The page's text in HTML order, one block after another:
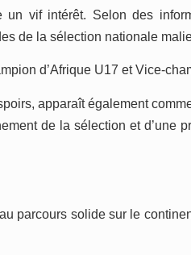
vif intérêt. Selon des
de la sélection nationale
d’Afrique U17 et Vice-
apparaît également
de la sélection et
parcours solide sur le